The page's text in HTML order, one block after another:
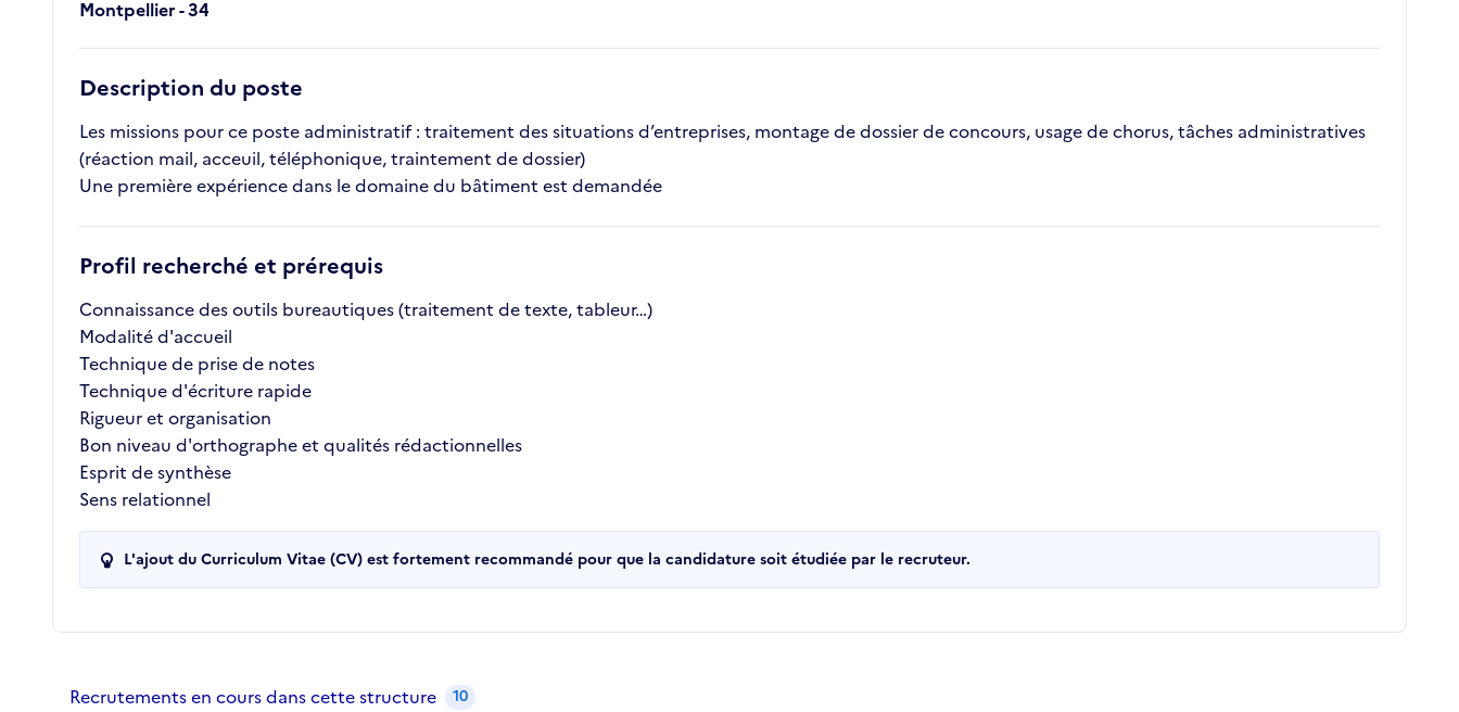
Montpellier - 34
Description du poste
Les missions pour ce poste administratif : traitement des situations d’entreprises, montage de dossier de concours, usage de chorus, tâches administratives
(réaction mail, acceuil, téléphonique, traintement de dossier)
Une première expérience dans le domaine du bâtiment est demandée
Profil recherché et prérequis
Connaissance des outils bureautiques (traitement de texte, tableur…)
Modalité d'accueil
Technique de prise de notes
Technique d'écriture rapide
Rigueur et organisation
Bon niveau d'orthographe et qualités rédactionnelles
Esprit de synthèse
Sens relationnel
L'ajout du Curriculum Vitae (CV) est fortement recommandé pour que la candidature soit étudiée par le recruteur.
Recrutements de la structure
Recrutements en cours dans cette structure 10